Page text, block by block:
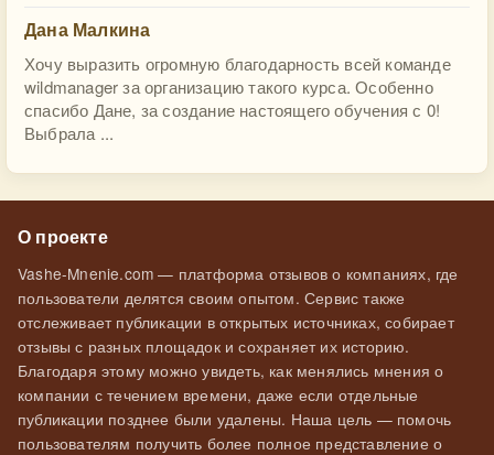
Дана Малкина
Хочу выразить огромную благодарность всей команде
wildmanager за организацию такого курса. Особенно
спасибо Дане, за создание настоящего обучения с 0!
Выбрала ...
О проекте
Vashe-Mnenie.com — платформа отзывов о компаниях, где
пользователи делятся своим опытом. Сервис также
отслеживает публикации в открытых источниках, собирает
отзывы с разных площадок и сохраняет их историю.
Благодаря этому можно увидеть, как менялись мнения о
компании с течением времени, даже если отдельные
публикации позднее были удалены. Наша цель — помочь
пользователям получить более полное представление о